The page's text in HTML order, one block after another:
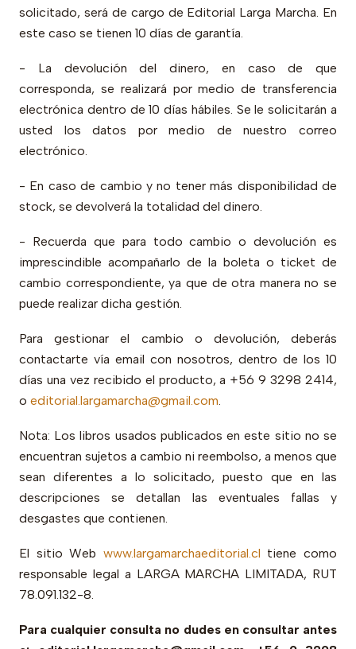
solicitado, será de cargo de Editorial Larga Marcha. En
este caso se tienen 10 días de garantía.
- La devolución del dinero, en caso de que
corresponda, se realizará por medio de transferencia
electrónica dentro de 10 días hábiles. Se le solicitarán a
usted los datos por medio de nuestro correo
electrónico.
- En caso de cambio y no tener más disponibilidad de
stock, se devolverá la totalidad del dinero.
- Recuerda que para todo cambio o devolución es
imprescindible acompañarlo de la boleta o ticket de
cambio correspondiente, ya que de otra manera no se
puede realizar dicha gestión.
Para gestionar el cambio o devolución, deberás
contactarte vía email con nosotros, dentro de los 10
días una vez recibido el producto, a +56 9 3298 2414,
o editorial.largamarcha@gmail.com.
Nota: Los libros usados publicados en este sitio no se
encuentran sujetos a cambio ni reembolso, a menos que
sean diferentes a lo solicitado, puesto que en las
descripciones se detallan las eventuales fallas y
desgastes que contienen.
El sitio Web www.largamarchaeditorial.cl tiene como
responsable legal a LARGA MARCHA LIMITADA, RUT
78.091.132-8.
Para cualquier consulta no dudes en consultar antes